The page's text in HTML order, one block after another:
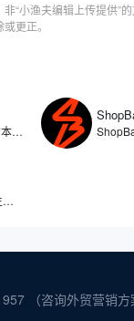
“小渔夫编辑上传提供”
更正。
Tospino是定位在非洲市场的本土化电商平台，旗下覆盖C端和B端的业务，分别搭建了零售（TospinoMall）和批发（Tospino）两个网站和APP移动端。TospinoMall经过两年发展，已经拿下了加纳绝大多数的网购市场份额，Tospino更是成为辐射西非的大型综合外贸线上批发交易平台。
吐司tusiart是人工智能图像生成工具，通过分析和理解您输入的文字描述，自动创作出与之匹配的图像。平台聚集了众多AI绘画模型，涵盖从二次元动漫到逼真写实等多种风格，您可以自由下载或在线运行这些模型进行图片生成。简单来说，您只需要用文字告诉它您想要什么，比如一只在喝咖啡的兔子，吐司tusiart就能在几秒钟内为您生成一张相应的图片。
（咨询外贸营销方